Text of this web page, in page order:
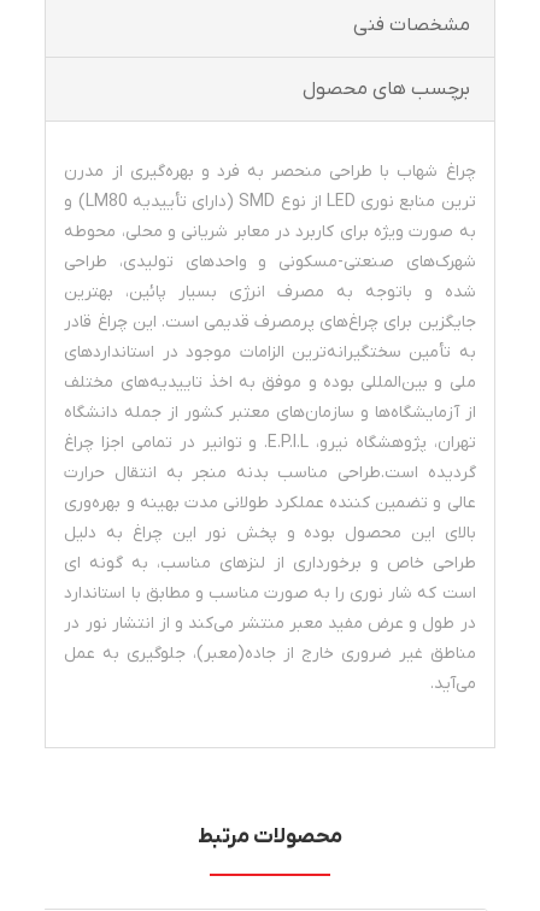
مشخصات فنی
برچسب های محصول
چراغ شهاب با طراحی منحصر به فرد و بهره­‌گیری از مدرن­‌
ترین منابع نوری LED از نوع SMD (دارای تأییدیه LM80) و
به صورت ویژه برای کاربرد در معابر شریانی و محلی، محوطه
شهرک­‌های صنعتی-مسکونی و واحدهای تولیدی، طراحی
شده و باتوجه به مصرف انرژی بسیار پائین، بهترین
جایگزین برای چراغ­‌های پرمصرف قدیمی است. این چراغ قادر
به تأمین سخت­گیرانه­‌ترین الزامات موجود در استانداردهای
ملی و بین‌­المللی بوده و موفق به اخذ تاییدیه‌های مختلف
از آزمایشگاه‌ها و سازمان­‌های معتبر کشور از جمله دانشگاه
تهران، پژوهشگاه نیرو، E.P.I.L. و توانیر در تمامی اجزا چراغ
گردیده است.طراحی مناسب بدنه منجر به انتقال حرارت
عالی و تضمین­ کننده عملکرد طولانی مدت بهینه و بهره‌وری
بالای این محصول بوده و پخش نور این چراغ به دلیل
طراحی خاص و برخورداری از لنزهای مناسب، به­ گونه ­ای
است که شار نوری را به صورت مناسب و مطابق با استاندارد
در طول و عرض مفید معبر منتشر می­‌کند و از انتشار نور در
مناطق غیر ضروری خارج از جاده(معبر)، جلوگیری به عمل
می‌­آید.
محصولات مرتبط